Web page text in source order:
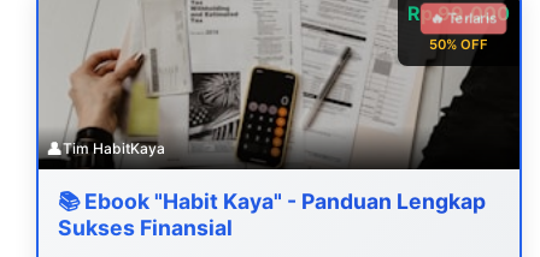
Rp 99.000
50% OFF
🔥 Terlaris
👤Tim HabitKaya
📚 Ebook "Habit Kaya" - Panduan Lengkap
Sukses Finansial